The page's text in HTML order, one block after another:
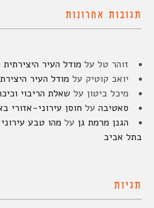
תגובות אחרונות
זוהר טל על מודל העיר
יואב קוטיק על מודל העיר
מיכל ביטון על שאלת הריבוי
סאטיבה על חוסן עירוני-אזורי
הגנן מרמת גן על מהו טבע
בתל אביב
תגיות